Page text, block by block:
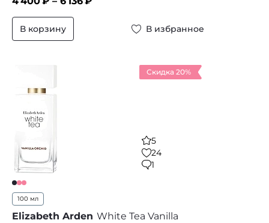
В корзину В избранное
Скидка 20%
5
24
1
100 мл
Elizabeth Arden White Tea Vanilla